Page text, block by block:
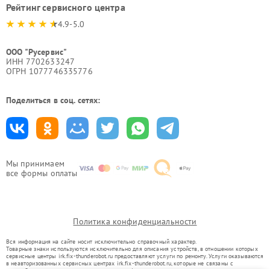
Мы принимаем
все формы оплаты
Рейтинг сервисного центра
4.9-5.0
ООО "Русервис"
ИНН 7702633247
ОГРН 1077746335776
Поделиться в соц. сетях:
Политика конфиденциальности
Вся информация на сайте носит исключительно справочный характер.
Товарные знаки используются исключительно для описания устройств, в отношении которых
сервисные центры irk.fix-thunderobot.ru предоставляют услуги по ремонту. Услуги оказываются
в неавторизованных сервисных центрах irk.fix-thunderobot.ru, которые не связаны с